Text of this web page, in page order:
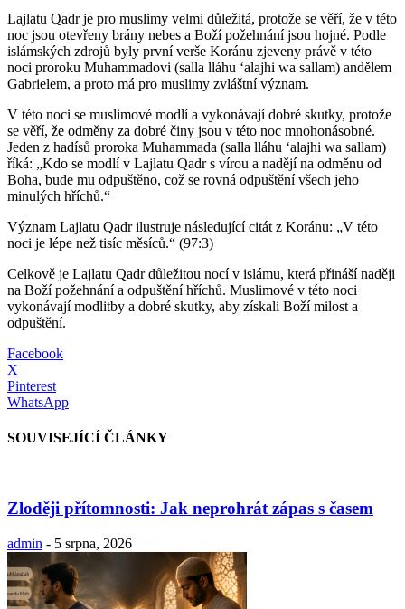
Lajlatu Qadr je pro muslimy velmi důležitá, protože se věří, že v této
noc jsou otevřeny brány nebes a Boží požehnání jsou hojné. Podle
islámských zdrojů byly první verše Koránu zjeveny právě v této
noci proroku Muhammadovi (salla lláhu ʻalajhi wa sallam) andělem
Gabrielem, a proto má pro muslimy zvláštní význam.
V této noci se muslimové modlí a vykonávají dobré skutky, protože
se věří, že odměny za dobré činy jsou v této noc mnohonásobné.
Jeden z hadísů proroka Muhammada (salla lláhu ʻalajhi wa sallam)
říká: „Kdo se modlí v Lajlatu Qadr s vírou a nadějí na odměnu od
Boha, bude mu odpuštěno, což se rovná odpuštění všech jeho
minulých hříchů.“
Význam Lajlatu Qadr ilustruje následující citát z Koránu: „V této
noci je lépe než tisíc měsíců.“ (97:3)
Celkově je Lajlatu Qadr důležitou nocí v islámu, která přináší naději
na Boží požehnání a odpuštění hříchů. Muslimové v této noci
vykonávají modlitby a dobré skutky, aby získali Boží milost a
odpuštění.
Facebook
X
Pinterest
WhatsApp
SOUVISEJÍCÍ ČLÁNKY
Zloději přítomnosti: Jak neprohrát zápas s časem
admin - 5 srpna, 2026